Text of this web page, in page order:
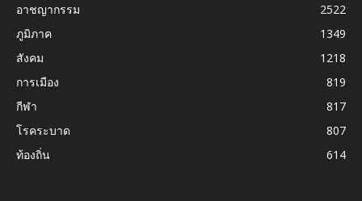
อาชญากรรม
2522
ภูมิภาค
1349
สังคม
1218
การเมือง
819
กีฬา
817
โรคระบาด
807
ท้องถิ่น
614